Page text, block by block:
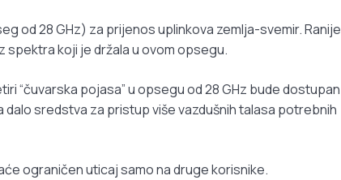
od 28 GHz) za prijenos uplinkova zemlja-svemir. Ranije
spektra koji je držala u ovom opsegu.
“čuvarska pojasa” u opsegu od 28 GHz bude dostupan
sredstva za pristup više vazdušnih talasa potrebnih
ograničen uticaj samo na druge korisnike.